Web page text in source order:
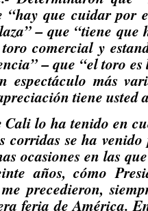
“hay que cuidar por
– que “tiene que
comercial y
– que “el toro
espectáculo más
tiene usted
Cali lo ha tenido en
corridas se ha
ocasiones en las
años, cómo
precedieron,
feria de América.